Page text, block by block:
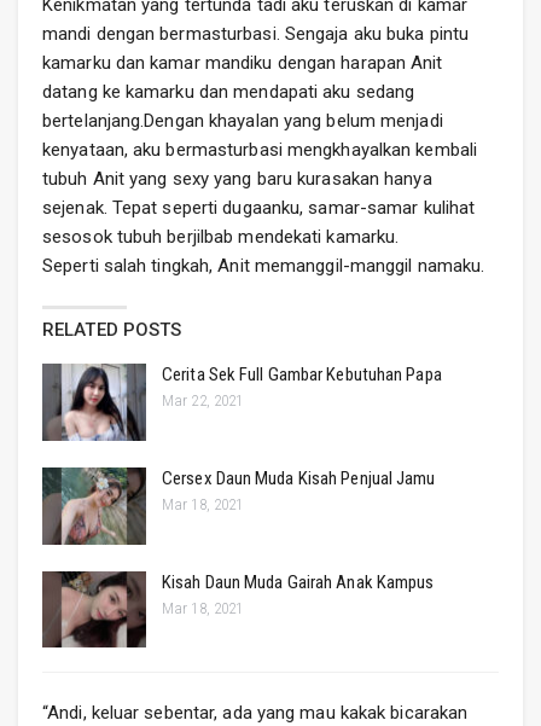
Kenikmatan yang tertunda tadi aku teruskan di kamar
mandi dengan bermasturbasi. Sengaja aku buka pintu
kamarku dan kamar mandiku dengan harapan Anit
datang ke kamarku dan mendapati aku sedang
bertelanjang.Dengan khayalan yang belum menjadi
kenyataan, aku bermasturbasi mengkhayalkan kembali
tubuh Anit yang sexy yang baru kurasakan hanya
sejenak. Tepat seperti dugaanku, samar-samar kulihat
sesosok tubuh berjilbab mendekati kamarku.
Seperti salah tingkah, Anit memanggil-manggil namaku.
RELATED POSTS
Cerita Sek Full Gambar Kebutuhan Papa
Mar 22, 2021
Cersex Daun Muda Kisah Penjual Jamu
Mar 18, 2021
Kisah Daun Muda Gairah Anak Kampus
Mar 18, 2021
“Andi, keluar sebentar, ada yang mau kakak bicarakan